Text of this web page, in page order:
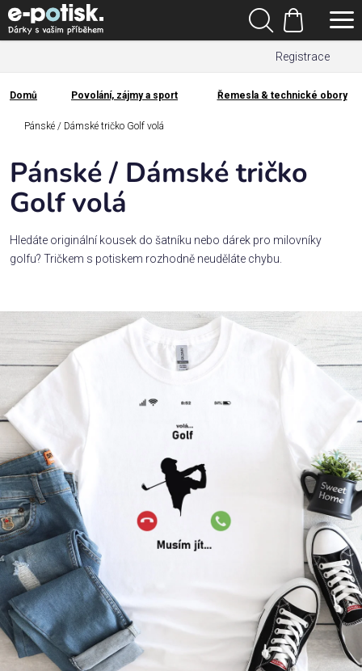
Přejít
na
obsah
Registrace
Hledat
Nákupní
košík
Kategorie
Dárek
pro
Rodina
/
zájmy a
Příležitosti
Domácnost
Kolekce
Oblečení
Přihlášení
Domů
Domů Povolání, zájmy a sport Řemesla & technické obory
Pánské / Dámské tričko Golf volá
Pánské / Dámské tričko
Golf volá
Hledáte originální kousek do šatníku nebo dárek pro milovníky
golfu? Tričkem s potiskem rozhodně neuděláte chybu.